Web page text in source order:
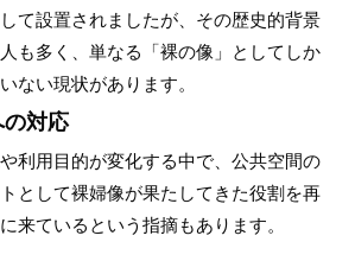
て設置されましたが、その歴史的背景
も多く、単なる「裸の像」としてしか
ない現状があります。
対応
利用目的が変化する中で、公共空間の
として裸婦像が果たしてきた役割を再
来ているという指摘もあります。